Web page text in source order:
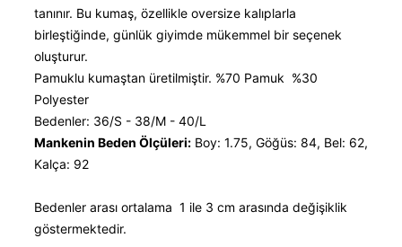
tanınır. Bu kumaş, özellikle oversize kalıplarla
birleştiğinde, günlük giyimde mükemmel bir seçenek
oluşturur.
Pamuklu kumaştan üretilmiştir. %70 Pamuk %30
Polyester
Bedenler: 36/S - 38/M - 40/L
Mankenin Beden Ölçüleri: Boy: 1.75, Göğüs: 84, Bel: 62,
Kalça: 92
Bedenler arası ortalama 1 ile 3 cm arasında değişiklik
göstermektedir.